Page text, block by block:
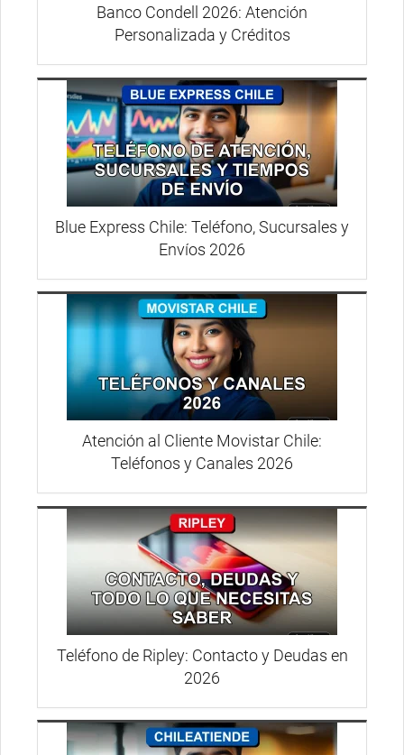
Banco Condell 2026: Atención
Personalizada y Créditos
Blue Express Chile: Teléfono, Sucursales y
Envíos 2026
Atención al Cliente Movistar Chile:
Teléfonos y Canales 2026
Teléfono de Ripley: Contacto y Deudas en
2026